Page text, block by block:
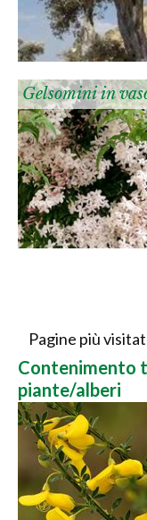
Gelsomini in
Pagine più
Contenimento
piante/alberi